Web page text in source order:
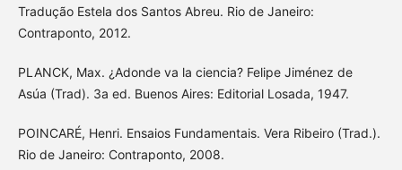
Tradução Estela dos Santos Abreu. Rio de Janeiro:
Contraponto, 2012.
PLANCK, Max. ¿Adonde va la ciencia? Felipe Jiménez de
Asúa (Trad). 3a ed. Buenos Aires: Editorial Losada, 1947.
POINCARÉ, Henri. Ensaios Fundamentais. Vera Ribeiro (Trad.).
Rio de Janeiro: Contraponto, 2008.